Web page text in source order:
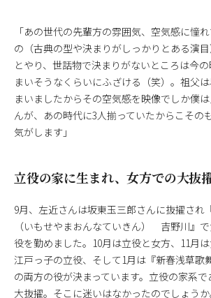
「あの世代の先輩方の雰囲気、空気感に憧
の（古典の型や決まりがしっかりとある演
とやり、世話物で決まりがないところは今
まいそうなくらいにふざける（笑）。祖父
まいましたからその空気感を映像でしか僕
んが、あの時代に3人揃っていたからこその
気がします」
立役の家に生まれ、女方での大抜
9月、左近さんは坂東玉三郎さんに抜擢され
（いもせやまおんなていきん） 吉野川』
役を勤めました。10月は立役と女方、11月
江戸っ子の立役、そして1月は『新春浅草歌
の両方の役が決まっています。立役の家系
大抜擢。そこに迷いはなかったのでしょうか